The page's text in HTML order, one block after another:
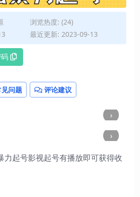
浏览热度: (24)
最近更新: 2023-09-13
问题 评论建议
›
›
力起号影视起号有播放即可获得收